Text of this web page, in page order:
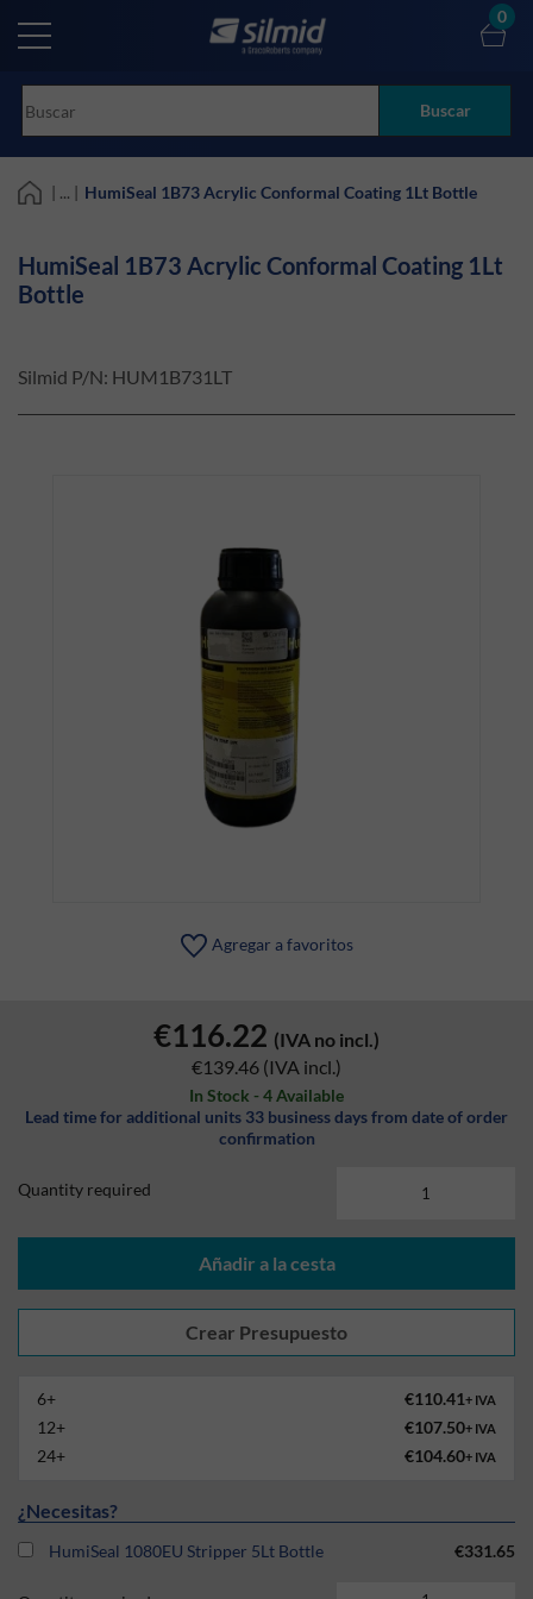
main
Buscar
0
| ... | HumiSeal 1B73 Acrylic Conformal Coating 1Lt Bottle
HumiSeal 1B73 Acrylic Conformal Coating 1Lt
Bottle
Silmid P/N: HUM1B731LT
Agregar a favoritos
€116.22 (IVA no incl.)
€139.46 (IVA incl.)
In Stock - 4 Available
Lead time for additional units 33 business days from date of order
confirmation
Quantity required
Añadir a la cesta
6+ €110.41+ IVA
12+ €107.50+ IVA
24+ €104.60+ IVA
¿Necesitas?
HumiSeal 1080EU Stripper 5Lt Bottle €331.65